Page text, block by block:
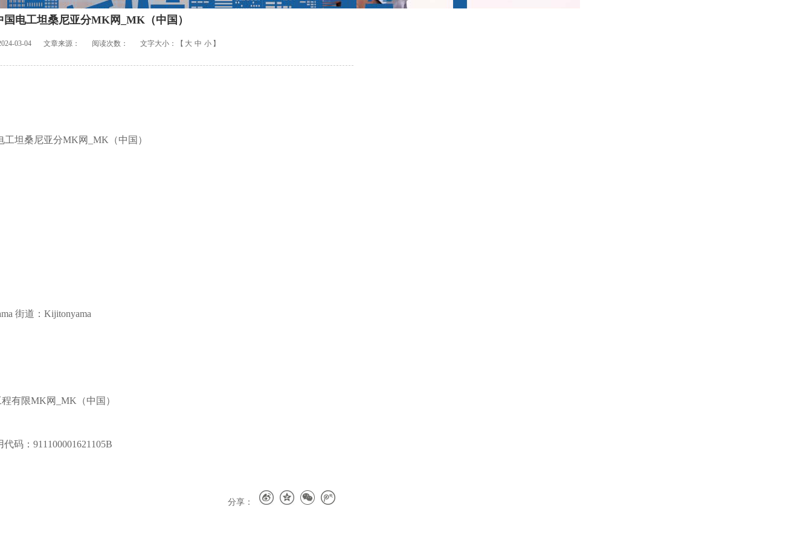
国电工坦桑尼亚分MK网_MK（中国）
03-04 文章来源： 阅读次数： 文字大小：【 大 中 小 】
坦桑尼亚分MK网_MK（中国）
街道：Kijitonyama
有限MK网_MK（中国）
码：911100001621105B
分享：